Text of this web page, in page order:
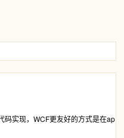
实现，WCF更友好的方式是在ap